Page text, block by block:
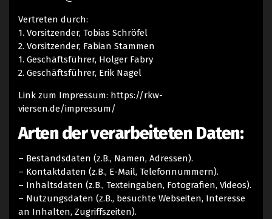
Vertreten durch:
1. Vorsitzender, Tobias Schröfel
2. Vorsitzender, Fabian Stammen
1. Geschäftsführer, Holger Fabry
2. Geschäftsführer, Erik Nagel
Link zum Impressum: https://rkw-
viersen.de/impressum/
Arten der verarbeiteten Daten:
– Bestandsdaten (z.B., Namen, Adressen).
– Kontaktdaten (z.B., E-Mail, Telefonnummern).
– Inhaltsdaten (z.B., Texteingaben, Fotografien, Videos).
– Nutzungsdaten (z.B., besuchte Webseiten, Interesse
an Inhalten, Zugriffszeiten).